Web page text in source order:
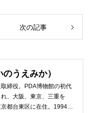
次の記事
うえみか）
締役。PDA博物館の初代
、大阪、東京、三重を
都台東区に在住。1994年